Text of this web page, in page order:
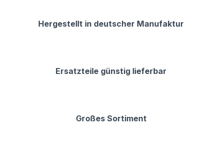
Hergestellt in deutscher Manufaktur
Ersatzteile günstig lieferbar
Großes Sortiment